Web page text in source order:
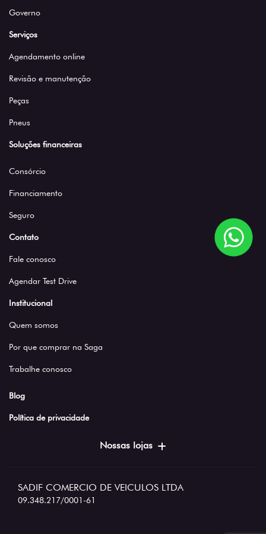
Governo
Serviços
Agendamento online
Revisão e manutenção
Peças
Pneus
Soluções financeiras
Consórcio
Financiamento
Seguro
Contato
Fale conosco
Agendar Test Drive
Institucional
Quem somos
Por que comprar na Saga
Trabalhe conosco
Blog
Política de privacidade
Nossas lojas
SADIF COMERCIO DE VEICULOS LTDA
09.348.217/0001-61